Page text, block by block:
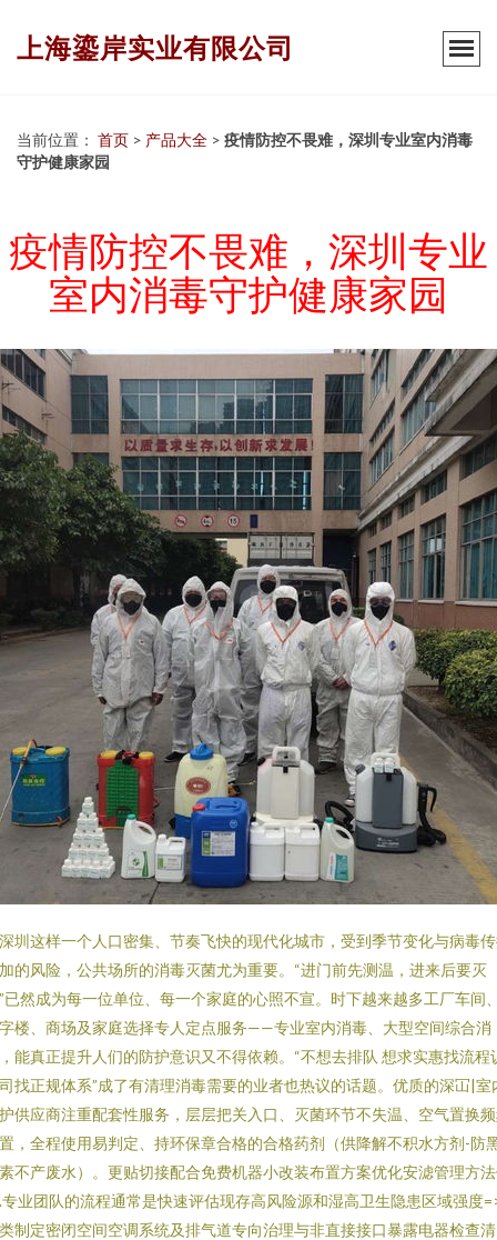
上海鎏岸实业有限公司
当前位置： 首页 > 产品大全 > 疫情防控不畏难，深圳专业室内消毒
守护健康家园
疫情防控不畏难，深圳专业
室内消毒守护健康家园
圳这样一个人口密集、节奏飞快的现代化城市，受到季节变化与病毒
的风险，公共场所的消毒灭菌尤为重要。“进门前先测温，进来后要灭
已然成为每一位单位、每一个家庭的心照不宣。时下越来越多工厂车间
楼、商场及家庭选择专人定点服务——专业室内消毒、大型空间综合消
能真正提升人们的防护意识又不得依赖。“不想去排队 想求实惠找流程
找正规体系”成了有清理消毒需要的业者也热议的话题。优质的深冚|室
供应商注重配套性服务，层层把关入口、灭菌环节不失温、空气置换
，全程使用易判定、持环保章合格的合格药剂（供降解不积水方剂-防
不产废水）。更贴切接配合免费机器小改装布置方案优化安滤管理方
专业团队的流程通常是快速评估现存高风险源和湿高卫生隐患区域强度
制定密闭空间空调系统及排气道专向治理与非直接接口暴露电器检查清